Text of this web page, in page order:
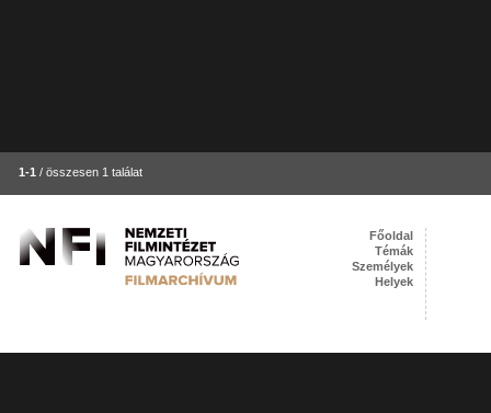
1-1 / összesen 1 találat
Főoldal
Témák
Személyek
Helyek